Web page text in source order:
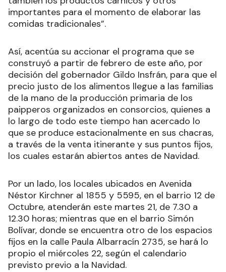
importantes para el momento de elaborar las
comidas tradicionales”.
Así, acentúa su accionar el programa que se
construyó a partir de febrero de este año, por
decisión del gobernador Gildo Insfrán, para que el
precio justo de los alimentos llegue a las familias
de la mano de la producción primaria de los
paipperos organizados en consorcios, quienes a
lo largo de todo este tiempo han acercado lo
que se produce estacionalmente en sus chacras,
a través de la venta itinerante y sus puntos fijos,
los cuales estarán abiertos antes de Navidad.
Por un lado, los locales ubicados en Avenida
Néstor Kirchner al 1855 y 5595, en el barrio 12 de
Octubre, atenderán este martes 21, de 7.30 a
12.30 horas; mientras que en el barrio Simón
Bolívar, donde se encuentra otro de los espacios
fijos en la calle Paula Albarracín 2735, se hará lo
propio el miércoles 22, según el calendario
previsto previo a la Navidad.